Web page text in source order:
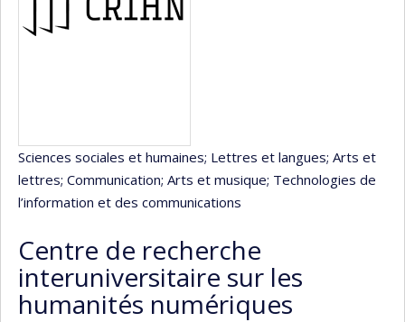
Sciences sociales et humaines; Lettres et langues; Arts et
lettres; Communication; Arts et musique; Technologies de
l’information et des communications
Centre de recherche
interuniversitaire sur les
humanités numériques